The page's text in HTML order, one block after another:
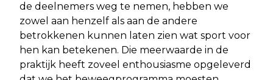
de deelnemers weg te nemen, hebben we
zowel aan henzelf als aan de andere
betrokkenen kunnen laten zien wat sport voor
hen kan betekenen. Die meerwaarde in de
praktijk heeft zoveel enthousiasme opgeleverd